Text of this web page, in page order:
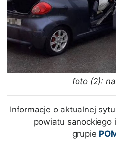
foto (2):
Informacje o aktualnej
powiatu sanockiego
grupie